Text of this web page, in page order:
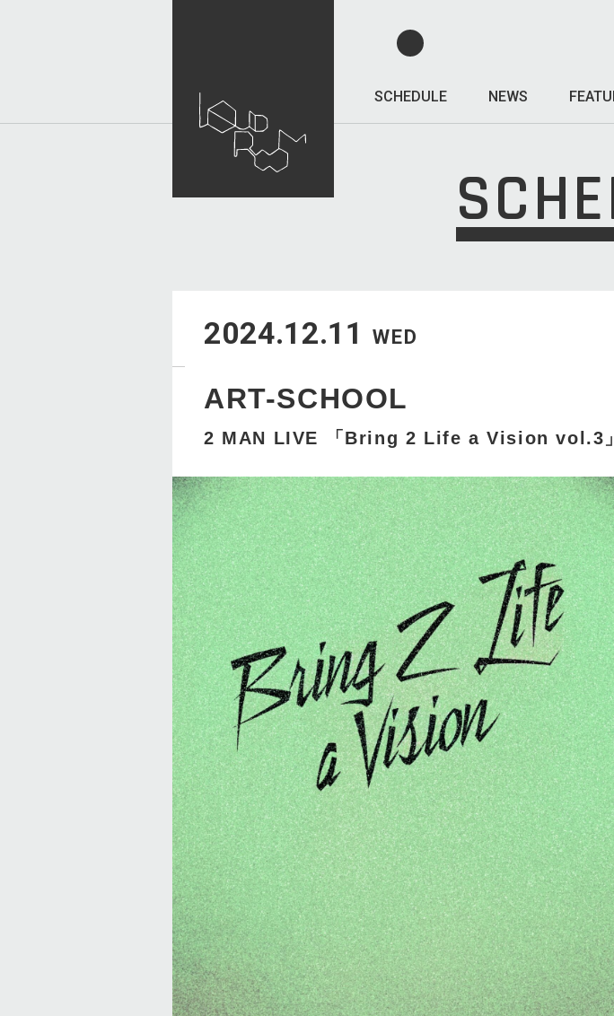
SCHEDULE NEWS
2024.12.11 WED
ART-SCHOOL
2 MAN LIVE 「Bring 2 Life a Vision vol.3」